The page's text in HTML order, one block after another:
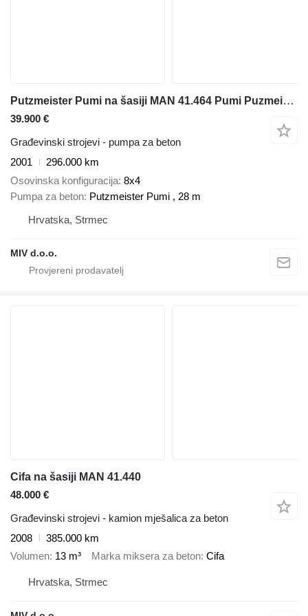
Putzmeister Pumi na šasiji MAN 41.464 Pumi Puzmeister 28m
39.900 €
Građevinski strojevi - pumpa za beton
2001
296.000 km
Osovinska konfiguracija 8x4
Pumpa za beton Putzmeister Pumi , 28 m
Hrvatska, Strmec
MIV d.o.o.
Cifa na šasiji MAN 41.440
48.000 €
Građevinski strojevi - kamion mješalica za beton
2008
385.000 km
Volumen 13 m³ Marka miksera za beton Cifa
Hrvatska, Strmec